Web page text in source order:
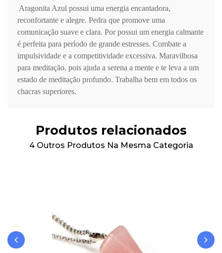
Aragonita Azul possui uma energia encantadora,
reconfortante e alegre. Pedra que promove uma
comunicação suave e clara. Por possui um energia calmante
é perfeita para período de grande estresses. Combate a
impulsividade e a competitividade excessiva. Maravilhosa
para meditação, pois ajuda a serena a mente e te leva a um
estado de meditação profundo. Trabalha bem em todos os
chacras superiores.
Produtos relacionados
4 Outros Produtos Na Mesma Categoria